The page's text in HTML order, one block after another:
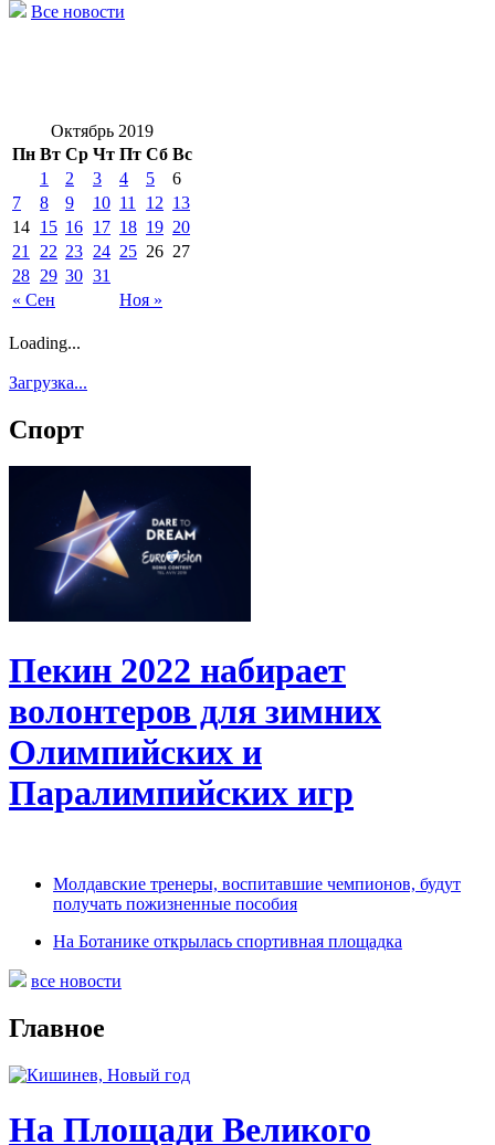
Все новости
Октябрь 2019
Пн Вт Ср Чт Пт Сб Вс
« Сен Ноя »
1 2 3 4 5
6
7
8 9 10 11 12 13
14 15 16 17 18 19 20
21
22 23 24 25 26 27
28 29 30 31
Loading...
Загрузка...
Спорт
Пекин 2022 набирает
волонтеров для зимних
Олимпийских и
Паралимпийских игр
Молдавские тренеры, воспитавшие чемпионов, будут
получать пожизненные пособия
На Ботанике открылась спортивная площадка
все новости
Главное
На Площади Великого